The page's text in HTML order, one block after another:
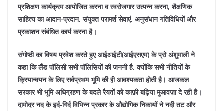
प्रशिक्षण कार्यक्रम आयोजित करना व स्वरोजगार उत्पन्न करना, शैक्षणिक
साहित्य का आदान-प्रदान, संयुक्त परामर्श सेवाएं, अनुसंधान गतिविधियों और
प्रकाशन संबंधित कार्य करना है।
संगोष्ठी का विषय प्रवेश करते हुए आईआईटी(आईएसएम) के प्रो अंशुमाली ने
कहा कि लैंड पॉलिसी सभी पॉलिसियों की जननी है, क्योंकि सभी नीतियों के
क्रियान्वयन के लिए सर्वप्रथम भूमि की ही आवश्यकता होती है। आजकल
सरकार भी भूमि अधिग्रहण के बदले रैयतों को काफ़ी बढ़िया मुआवज़ा दे रही है।
दामोदर नद के इर्द-गिर्द विभिन्न प्रकार के औद्योगिक निकायों ने नदी तट और